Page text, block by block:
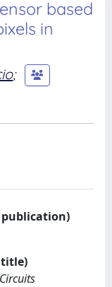
based
in
;
publication)
title)